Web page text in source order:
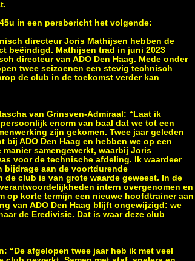
in een persbericht het volgende:
directeur Joris Mathijsen hebben de
beëindigd. Mathijsen trad in juni 2023
directeur van ADO Den Haag. Mede onder
twee seizoenen een stevig technisch
de club in de toekomst verder kan
van Grinsven-Admiraal: “Laat ik
enorm van baal dat we tot een
zijn gekomen. Twee jaar geleden
bij ADO Den Haag en hebben we op een
samengewerkt, waarbij Joris
voor de technische afdeling. Ik waardeer
bijdrage aan de voortdurende
de club is van grote waarde geweest. In de
intern overgenomen en
op korte termijn een nieuwe hoofdtrainer aan
van ADO Den Haag blijft ongewijzigd: we
de Eredivisie. Dat is waar deze club
“De afgelopen twee jaar heb ik met veel